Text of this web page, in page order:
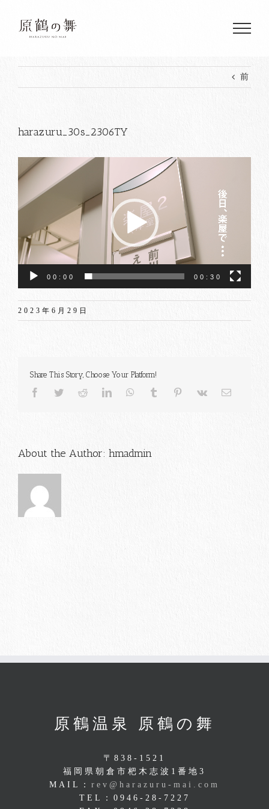
content
前
harazuru_30s_2306TY
画
レ
ー
00:00 00:30
2023年6月29日
Share This Story, Choose Your Platform!
Facebook
TwitterRedditLinkedInWhatsApp
TumblrPinterest
Vk
About the Author: hmadmin
原鶴温泉 原鶴の舞
〒838-1521
福岡県朝倉市杷木志波1番地3
MAIL： rev@harazuru-mai.com
TEL：0946-28-7227